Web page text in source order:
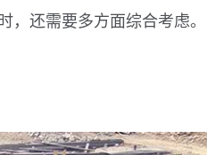
还需要多方面综合考虑。